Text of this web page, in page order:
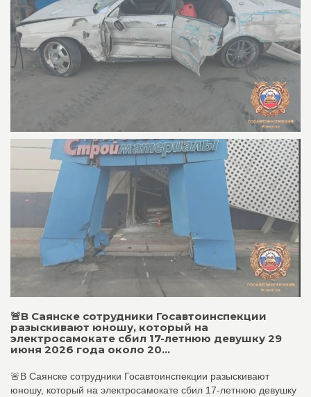
🚨В Саянске сотрудники Госавтоинспекции
разыскивают юношу, который на
электросамокате сбил 17-летнюю девушку 29
июня 2026 года около 20...
🚨В Саянске сотрудники Госавтоинспекции разыскивают
юношу, который на электросамокате сбил 17-летнюю девушку